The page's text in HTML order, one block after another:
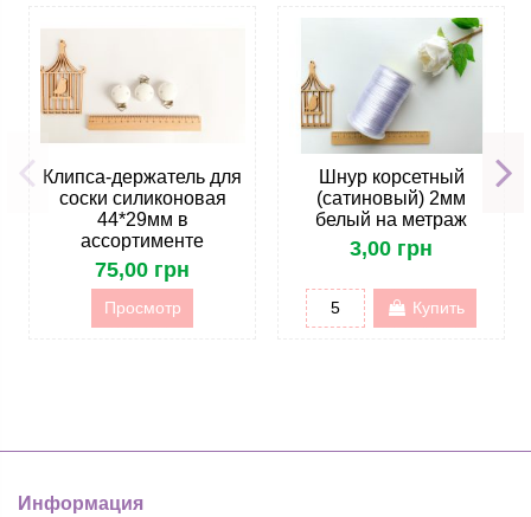
Клипса-держатель для
соски силиконовая
44*29мм в
ассортименте
75,00 грн
Просмотр
Шнур корсетный
(сатиновый) 2мм
белый на метраж
3,00 грн
Купить
Информация